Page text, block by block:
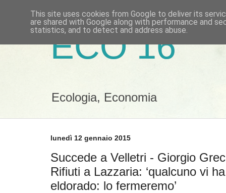
ECO 16
Ecologia, Economia
lunedì 12 gennaio 2015
Succede a Velletri - Giorgio
Rifiuti a Lazzaria: ‘qualcuno vi
eldorado: lo fermeremo’
This site uses cookies from Google to deliver its
are shared with Google along with performance and
statistics, and to detect and address abuse.